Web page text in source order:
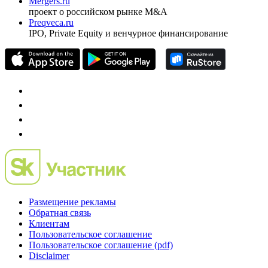
проект о российском рынке M&A
Preqveca.ru
IPO, Private Equity и венчурное финансирование
Размещение рекламы
Обратная связь
Клиентам
Пользовательское соглашение
Пользовательское соглашение (pdf)
Disclaimer